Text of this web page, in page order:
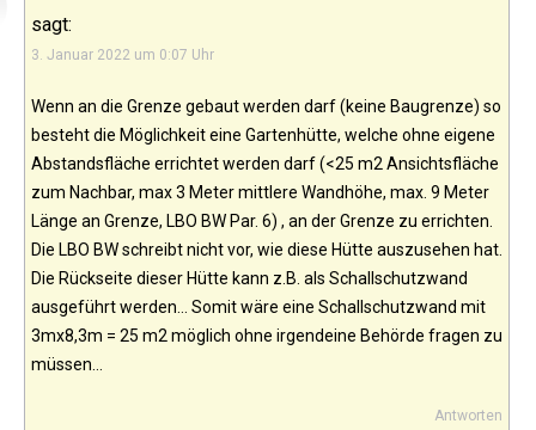
sagt:
3. Januar 2022 um 0:07 Uhr
Wenn an die Grenze gebaut werden darf (keine Baugrenze) so
besteht die Möglichkeit eine Gartenhütte, welche ohne eigene
Abstandsfläche errichtet werden darf (<25 m2 Ansichtsfläche
zum Nachbar, max 3 Meter mittlere Wandhöhe, max. 9 Meter
Länge an Grenze, LBO BW Par. 6) , an der Grenze zu errichten.
Die LBO BW schreibt nicht vor, wie diese Hütte auszusehen hat.
Die Rückseite dieser Hütte kann z.B. als Schallschutzwand
ausgeführt werden… Somit wäre eine Schallschutzwand mit
3mx8,3m = 25 m2 möglich ohne irgendeine Behörde fragen zu
müssen…
Antworten